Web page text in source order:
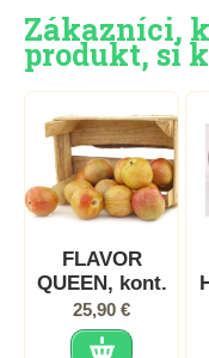
Zákazníci,
produkt, si
FLAVOR
QUEEN, kont.
25,90 €